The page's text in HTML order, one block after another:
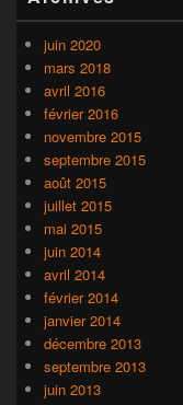
juin 2020
mars 2018
avril 2016
février 2016
novembre 2015
septembre 2015
août 2015
juillet 2015
mai 2015
juin 2014
avril 2014
février 2014
janvier 2014
décembre 2013
septembre 2013
juin 2013